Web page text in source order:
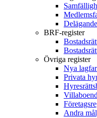
BRF-register
Övriga register
Nya
Privata
Andra